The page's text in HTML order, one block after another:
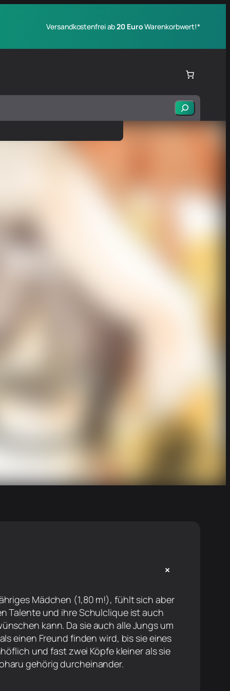
Versandkostenfrei ab20 EuroWarenkorbwert!*
Suchen
+
Mädchen (1,80 m!), fühlt sich aber
Talente und ihre Schulclique ist auch
kann. Da sie auch alle Jungs um
einen Freund finden wird, bis sie eines
und fast zwei Köpfe kleiner als sie
gehörig durcheinander.